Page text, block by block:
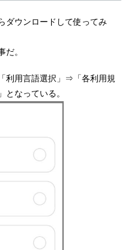
ダウンロードして使ってみ
だ。
利用言語選択」⇒「各利用規
なっている。